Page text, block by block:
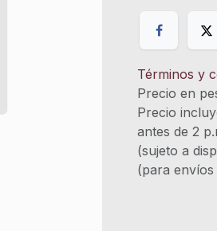
Términos y
Precio en
Precio
antes de 2
(sujeto a
(para